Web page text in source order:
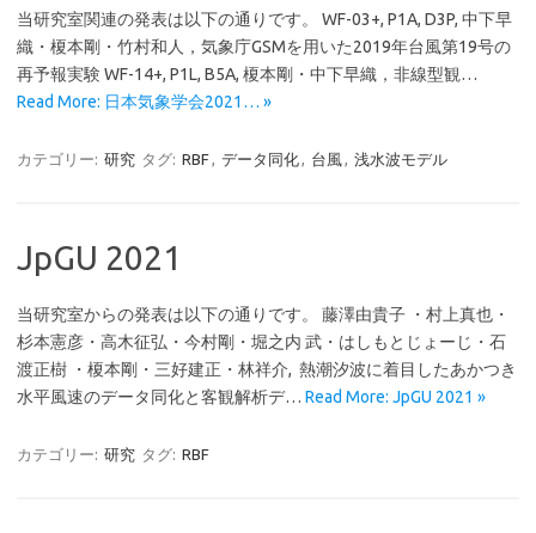
当研究室関連の発表は以下の通りです。 WF-03+, P1A, D3P, 中下早
織・榎本剛・竹村和人，気象庁GSMを用いた2019年台風第19号の
再予報実験 WF-14+, P1L, B5A, 榎本剛・中下早織，非線型観…
Read More: 日本気象学会2021… »
カテゴリー: 研究 タグ: RBF データ同化 台風 浅水波モデル
JpGU 2021
当研究室からの発表は以下の通りです。 藤澤由貴子 ・村上真也・
杉本憲彦・高木征弘・今村剛・堀之内 武・はしもとじょーじ・石
渡正樹 ・榎本剛・三好建正・林祥介, 熱潮汐波に着目したあかつき
水平風速のデータ同化と客観解析デ… Read More: JpGU 2021 »
カテゴリー: 研究 タグ: RBF